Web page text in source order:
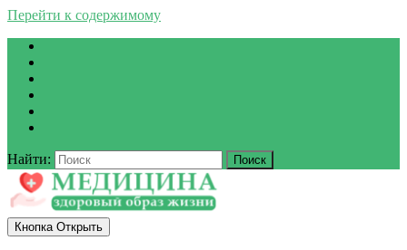
Перейти к содержимому
Найти:
Кнопка Открыть